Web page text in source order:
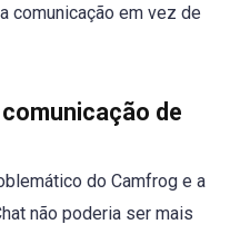
comunicação em vez de
de
do Camfrog e a
não poderia ser mais